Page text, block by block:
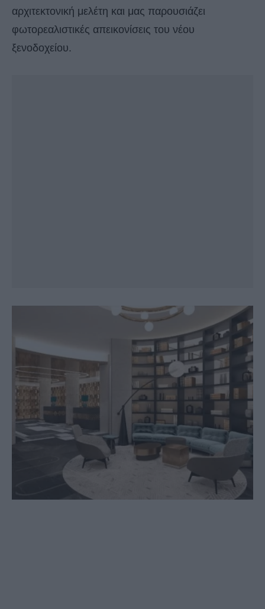
αρχιτεκτονική μελέτη και μας παρουσιάζει
φωτορεαλιστικές απεικονίσεις του νέου
ξενοδοχείου.